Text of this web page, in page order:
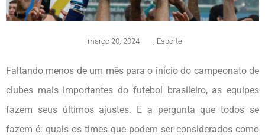
março 20, 2024 , Esporte
Faltando menos de um mês para o início do campeonato de
clubes mais importantes do futebol brasileiro, as equipes
fazem seus últimos ajustes. E a pergunta que todos se
fazem é: quais os times que podem ser considerados como